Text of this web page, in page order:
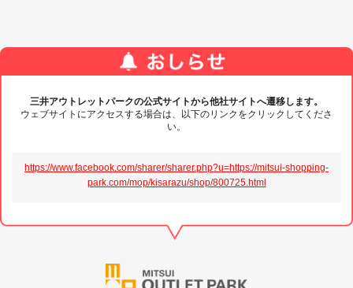
三井アウトレットパークの公式サイトから他社サイトへ遷移します。
ウェブサイトにアクセスする場合は、以下のリンクをクリックしてくださ
い。
https://www.facebook.com/sharer/sharer.php?u=https://mitsui-shopping-
park.com/mop/kisarazu/shop/800725.html